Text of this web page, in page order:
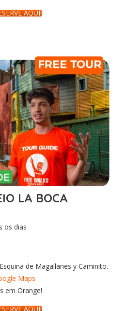
AQUI!
LA BOCA
os dias
Esquina de Magallanes y Caminito.
Maps
em Orange!
AQUI!